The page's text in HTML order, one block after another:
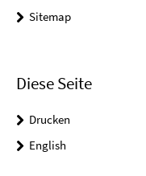
Sitemap
Diese Seite
Drucken
English